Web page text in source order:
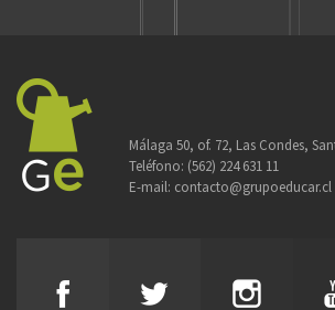
Málaga 50, of. 72, Las Condes,
Teléfono: (562) 224 631 11
E-mail: contacto@grupoeducar.cl